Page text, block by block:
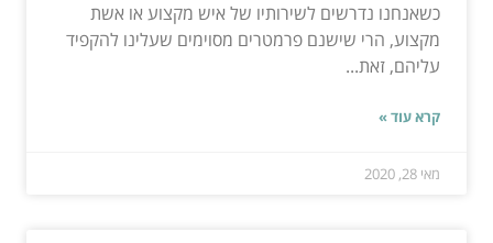
כשאנחנו נדרשים לשירותיו של איש מקצוע או אשת
מקצוע, הרי שישנם פרמטרים מסוימים שעלינו להקפיד
עליהם, זאת...
קרא עוד »
מאי 28, 2020